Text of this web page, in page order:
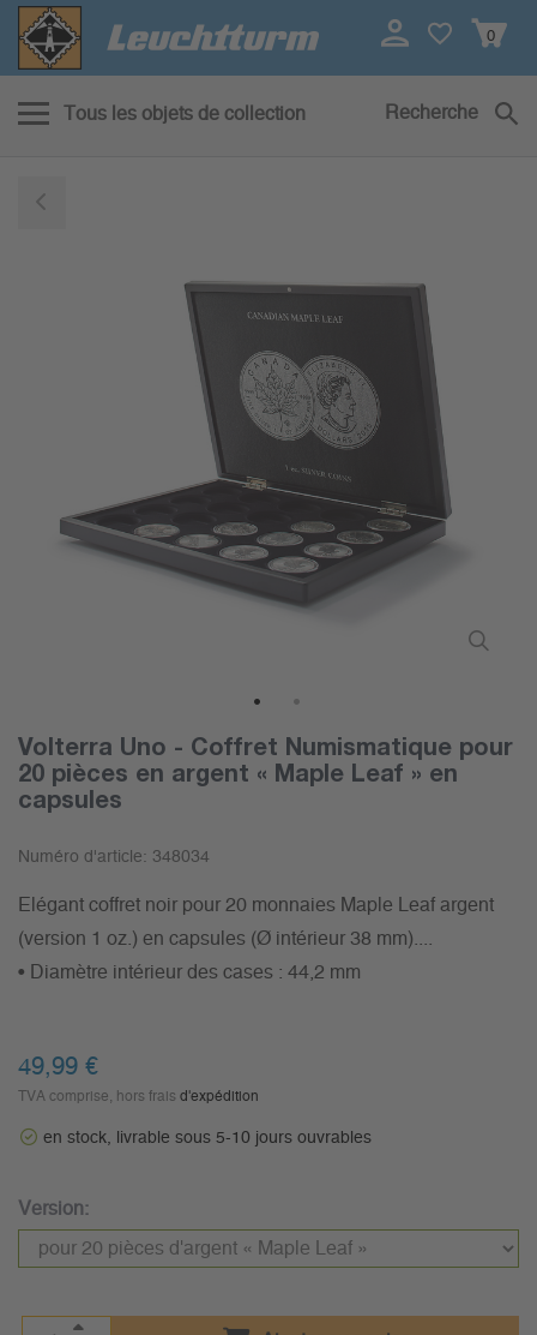
0
Tous les objets de collection Recherche
Volterra Uno - Coffret Numismatique pour
20 pièces en argent « Maple Leaf » en
capsules
Numéro d'article: 348034
Elégant coffret noir pour 20 monnaies Maple Leaf argent
(version 1 oz.) en capsules (Ø intérieur 38 mm)....
• Diamètre intérieur des cases : 44,2 mm
49,99 €
TVA comprise, hors frais d'expédition
en stock, livrable sous 5-10 jours ouvrables
Version: